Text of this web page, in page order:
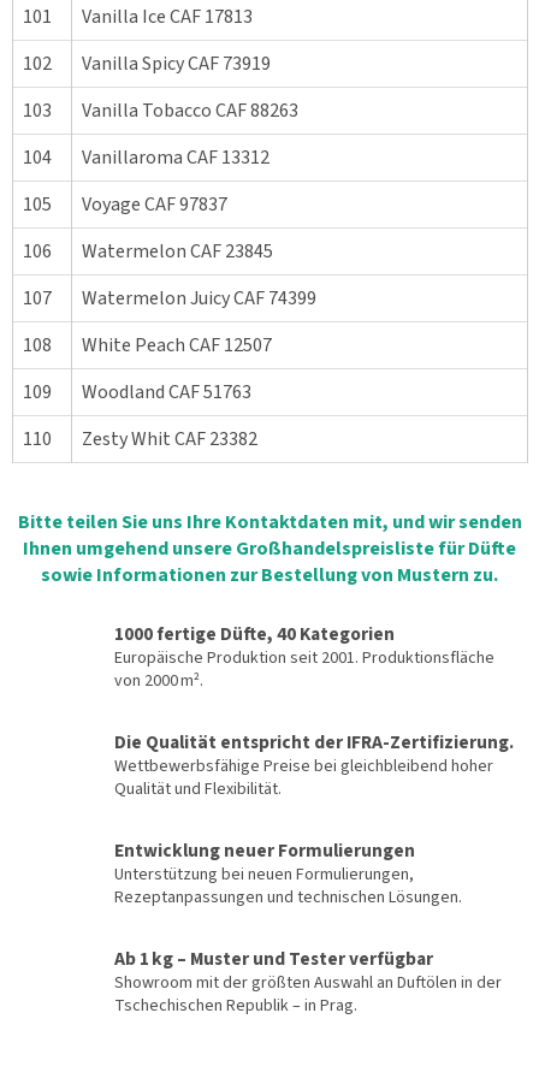
101
Vanilla Ice CAF 17813
102
Vanilla Spicy CAF 73919
103
Vanilla Tobacco CAF 88263
104
Vanillaroma CAF 13312
105
Voyage CAF 97837
106
Watermelon CAF 23845
107
Watermelon Juicy CAF 74399
108
White Peach CAF 12507
109
Woodland CAF 51763
110
Zesty Whit CAF 23382
Bitte teilen Sie uns Ihre Kontaktdaten mit, und wir senden
Ihnen umgehend unsere Großhandelspreisliste für Düfte
sowie Informationen zur Bestellung von Mustern zu.
1000 fertige Düfte, 40 Kategorien
Europäische Produktion seit 2001. Produktionsfläche
von 2000 m².
Die Qualität entspricht der IFRA-Zertifizierung.
Wettbewerbsfähige Preise bei gleichbleibend hoher
Qualität und Flexibilität.
Entwicklung neuer Formulierungen
Unterstützung bei neuen Formulierungen,
Rezeptanpassungen und technischen Lösungen.
Ab 1 kg – Muster und Tester verfügbar
Showroom mit der größten Auswahl an Duftölen in der
Tschechischen Republik – in Prag.